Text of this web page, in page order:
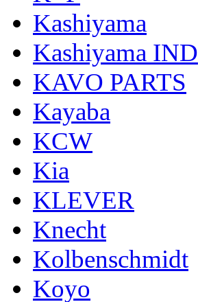
Kashiyama
Kashiyama IND
KAVO PARTS
Kayaba
KCW
Kia
KLEVER
Knecht
Kolbenschmidt
Koyo